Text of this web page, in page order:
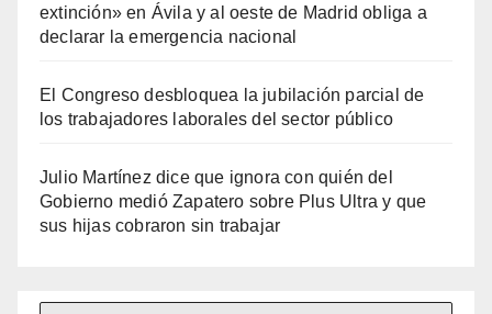
extinción» en Ávila y al oeste de Madrid obliga a
declarar la emergencia nacional
El Congreso desbloquea la jubilación parcial de
los trabajadores laborales del sector público
Julio Martínez dice que ignora con quién del
Gobierno medió Zapatero sobre Plus Ultra y que
sus hijas cobraron sin trabajar